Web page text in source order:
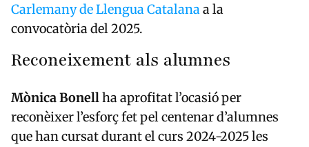
Carlemany de Llengua Catalanaa la
convocatòria del 2025.
Reconeixement als alumnes
Mònica Bonellha aprofitat l’ocasió per
reconèixer l’esforç fet pel centenar d’alumnes
que han cursat durant el curs 2024-2025 les